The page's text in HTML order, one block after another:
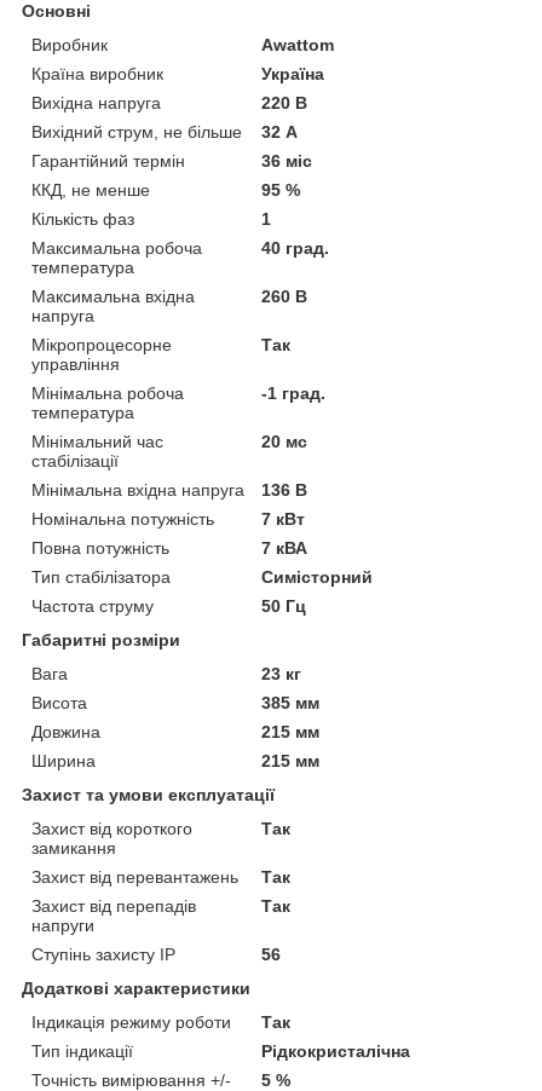
Основні
Виробник
Awattom
Країна виробник
Україна
Вихідна напруга
220 В
Вихідний струм, не більше
32 А
Гарантійний термін
36 міс
ККД, не менше
95 %
Кількість фаз
1
Максимальна робоча
температура
40 град.
Максимальна вхідна
напруга
260 В
Мікропроцесорне
управління
Так
Мінімальна робоча
температура
-1 град.
Мінімальний час
стабілізації
20 мс
Мінімальна вхідна напруга
136 В
Номінальна потужність
7 кВт
Повна потужність
7 кВА
Тип стабілізатора
Симісторний
Частота струму
50 Гц
Габаритні розміри
Вага
23 кг
Висота
385 мм
Довжина
215 мм
Ширина
215 мм
Захист та умови експлуатації
Захист від короткого
замикання
Так
Захист від перевантажень
Так
Захист від перепадів
напруги
Так
Ступінь захисту IP
56
Додаткові характеристики
Індикація режиму роботи
Так
Тип індикації
Рідкокристалічна
Точність вимірювання +/-
5 %